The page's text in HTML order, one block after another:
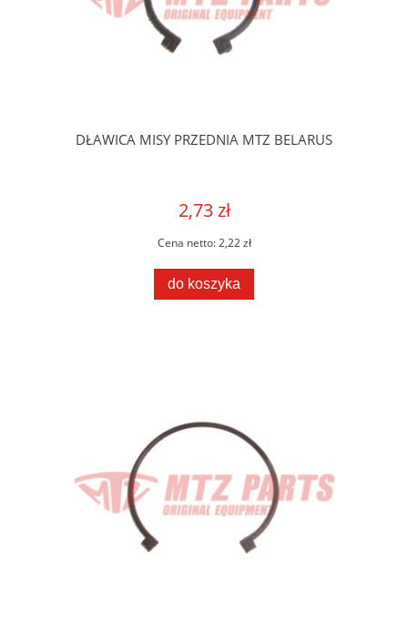
DŁAWICA MISY PRZEDNIA MTZ BELARUS
2,73 zł
Cena netto:2,22 zł
do koszyka